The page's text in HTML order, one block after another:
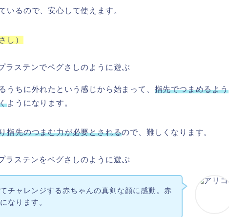
いるので、安心して使えます。
し）
うちに外れたという感じから始まって、 指先でつまめるよう
ようになります。
指先のつまむ力が必要とされるので、難しくなります。
チャレンジする赤ちゃんの真剣な顔に感動。赤
なります。